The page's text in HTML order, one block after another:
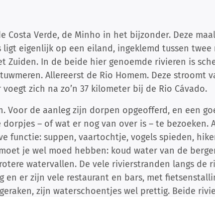
Costa Verde, de Minho in het bijzonder. Deze
eigenlijk op een eiland, ingeklemd tussen twee
Zuiden. In de beide hier genoemde rivieren is
Allereerst de Rio Homem. Deze stroomt
zich na zo’n 37 kilometer bij de Rio Cávado.
Voor de aanleg zijn dorpen opgeofferd, en een
– of wat er nog van over is – te bezoeken.
functie: suppen, vaartochtje, vogels spieden,
je wel moed hebben: koud water van de
watervallen. De vele rivierstranden langs de
en er zijn vele restaurant en bars, met
zijn waterschoentjes wel prettig. Beide